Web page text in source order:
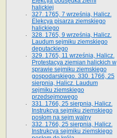
halickiej
327. 1765, 7 września, Halicz.
Elekcya pisarza ziemskiego
halickiego
328. 1765, 9 września, Halicz.
Laudum sejmiku ziemskiego
deputackiego
329. 1765, 11 września, Halicz.
Protestacya ziemian halickich w
sprawie sejmiku ziemskiego
gospodarskiego. 330. 1766, 25
sierpnia, Halicz. Laudum
sejmiku ziemskiego
przedsejmowego
331. 1766, 25 sierpnia, Halicz.
Instrukcya sejmiku ziemskiego
posłom na sejm walny
332. 1766, 25 sierpnia, Halicz.
Instrukcya sejmiku ziemskiego